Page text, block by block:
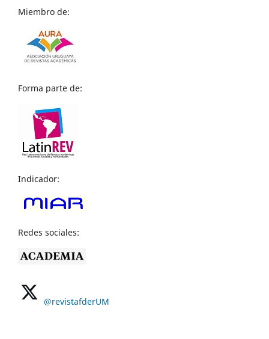
Miembro de:
Forma parte de:
Indicador:
Redes sociales:
@revistafderUM